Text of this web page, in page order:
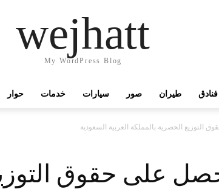
wejhatt
My WordPress Blog
حوار خدمات سيارات صور طيران فنادق
الحصرية بالمملكة العربية السعودية
على حقوق